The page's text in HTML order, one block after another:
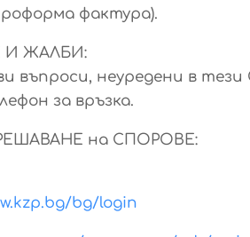
фактура).
И ЖАЛБИ:
въпроси, неуредени в
за връзка.
на СПОРОВЕ:
bg/login